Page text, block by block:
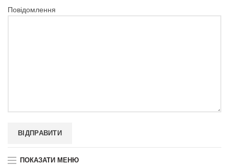
Повідомлення
ПОКАЗАТИ МЕНЮ